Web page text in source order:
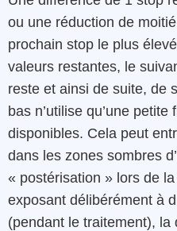
ou une réduction de
prochain stop le plus
valeurs restantes, le
reste et ainsi de suite, de
bas n’utilise qu’une
disponibles. Cela peut
dans les zones sombres
« postérisation » lors de
exposant délibérément à
(pendant le traitement), la